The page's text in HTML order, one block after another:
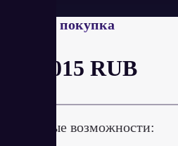
Разовая покупка
от 1 015 RUB
Ключевые возможности: